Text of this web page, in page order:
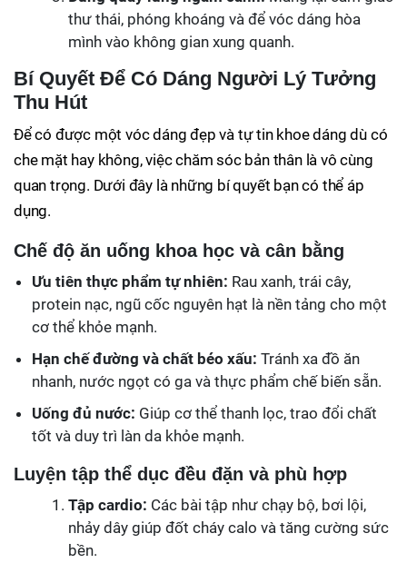
thư thái, phóng khoáng và để vóc dáng hòa
mình vào không gian xung quanh.
Bí Quyết Để Có Dáng Người Lý Tưởng
Thu Hút
Để có được một vóc dáng đẹp và tự tin khoe dáng dù có
che mặt hay không, việc chăm sóc bản thân là vô cùng
quan trọng. Dưới đây là những bí quyết bạn có thể áp
dụng.
Chế độ ăn uống khoa học và cân bằng
Ưu tiên thực phẩm tự nhiên: Rau xanh, trái cây,
protein nạc, ngũ cốc nguyên hạt là nền tảng cho một
cơ thể khỏe mạnh.
Hạn chế đường và chất béo xấu: Tránh xa đồ ăn
nhanh, nước ngọt có ga và thực phẩm chế biến sẵn.
Uống đủ nước: Giúp cơ thể thanh lọc, trao đổi chất
tốt và duy trì làn da khỏe mạnh.
Luyện tập thể dục đều đặn và phù hợp
Tập cardio: Các bài tập như chạy bộ, bơi lội,
nhảy dây giúp đốt cháy calo và tăng cường sức
bền.